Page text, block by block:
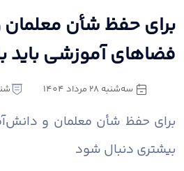
برای حفظ شأن
فضاهای آموزشی باید
سه‌شنبه 28 مرداد 1404
برای حفظ شأن معلمان و
بیشتری دنبال شود